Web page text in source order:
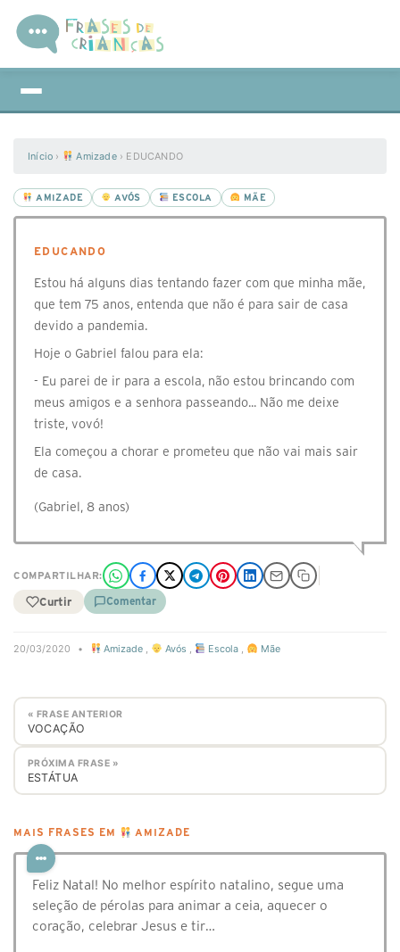
Início › Amizade › EDUCANDO
AMIZADE AVÓS ESCOLA MÃE
EDUCANDO
Estou há alguns dias tentando fazer com que minha mãe,
que tem 75 anos, entenda que não é para sair de casa
devido a pandemia.
Hoje o Gabriel falou para ela:
- Eu parei de ir para a escola, não estou brincando com
meus amigos e a senhora passeando... Não me deixe
triste, vovó!
Ela começou a chorar e prometeu que não vai mais sair
de casa.
(Gabriel, 8 anos)
COMPARTILHAR:
Curtir Comentar
20/03/2020 • Amizade , Avós , Escola , Mãe
« FRASE ANTERIOR
VOCAÇÃO
PRÓXIMA FRASE »
ESTÁTUA
MAIS FRASES EM AMIZADE
Feliz Natal! No melhor espírito natalino, segue uma
seleção de pérolas para animar a ceia, aquecer o
coração, celebrar Jesus e tir…